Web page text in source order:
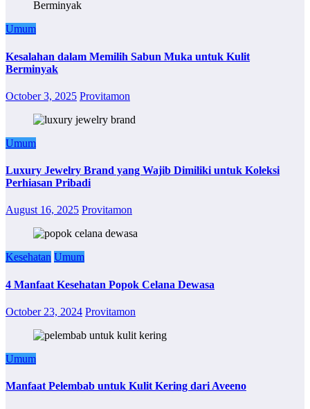
Umum
Kesalahan dalam Memilih Sabun Muka untuk Kulit
Berminyak
October 3, 2025 Provitamon
Umum
Luxury Jewelry Brand yang Wajib Dimiliki untuk Koleksi
Perhiasan Pribadi
August 16, 2025 Provitamon
Kesehatan Umum
4 Manfaat Kesehatan Popok Celana Dewasa
October 23, 2024 Provitamon
Umum
Manfaat Pelembab untuk Kulit Kering dari Aveeno